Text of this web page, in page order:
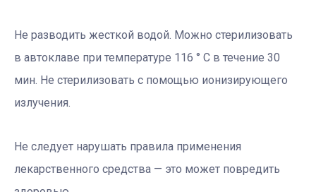
Не разводить жесткой водой. Можно стерилизовать
в автоклаве при температуре 116 ° С в течение 30
мин. Не стерилизовать с помощью ионизирующего
излучения.
Не следует нарушать правила применения
лекарственного средства — это может повредить